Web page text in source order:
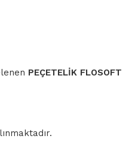
PEÇETELİK FLOSOFT